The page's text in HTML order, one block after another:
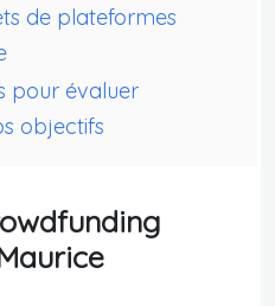
de plateformes
pour évaluer
objectifs